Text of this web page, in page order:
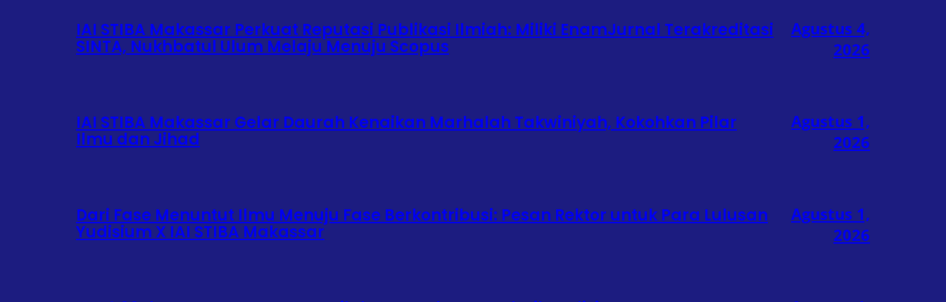
IAI STIBA Makassar Perkuat Reputasi Publikasi Ilmiah: Miliki EnamJurnal Terakreditasi
SINTA, Nukhbatul Ulum Melaju Menuju Scopus
Agustus 4,
2026
IAI STIBA Makassar Gelar Daurah Kenaikan Marhalah Takwiniyah, Kokohkan Pilar
Ilmu dan Jihad
Agustus 1,
2026
Dari Fase Menuntut Ilmu Menuju Fase Berkontribusi: Pesan Rektor untuk Para Lulusan
Yudisium X IAI STIBA Makassar
Agustus 1,
2026